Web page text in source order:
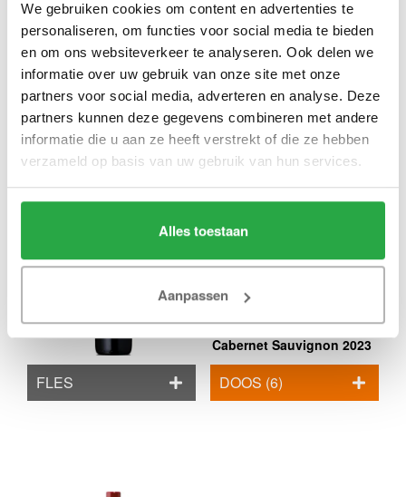
We gebruiken cookies om content en advertenties te
personaliseren, om functies voor social media te bieden
en om ons websiteverkeer te analyseren. Ook delen we
informatie over uw gebruik van onze site met onze
partners voor social media, adverteren en analyse. Deze
partners kunnen deze gegevens combineren met andere
informatie die u aan ze heeft verstrekt of die ze hebben
verzameld op basis van uw gebruik van hun services.
Alles toestaan
Aanpassen
Coppola Diamond
Collection Santa Barbara
Pinot Noir 2022
FLES DOOS (6)
Collection Paso Robles
Cabernet Sauvignon 2023
22,95
FLES DOOS (6)